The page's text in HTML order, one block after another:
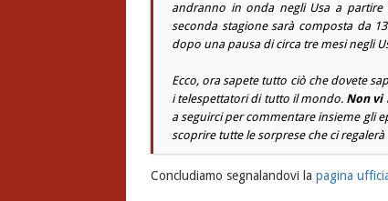
andranno in onda negli Usa a
seconda stagione sarà composta da
dopo una pausa di circa tre mesi negli
Ecco, ora sapete tutto ciò che dovete
i telespettatori di tutto il mondo. Non vi
a seguirci per commentare insieme gli
scoprire tutte le sorprese che ci
Concludiamo segnalandovi la pagina